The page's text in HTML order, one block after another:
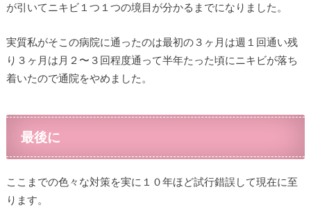
が引いてニキビ１つ１つの境目が分かるまでになりました。
実質私がそこの病院に通ったのは最初の３ヶ月は週１回通い残
り３ヶ月は月２〜３回程度通って半年たった頃にニキビが落ち
着いたので通院をやめました。
最後に
ここまでの色々な対策を実に１０年ほど試行錯誤して現在に至
ります。